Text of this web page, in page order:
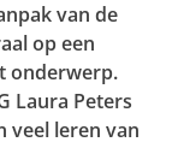
van de
op een
onderwerp.
Laura Peters
veel leren van